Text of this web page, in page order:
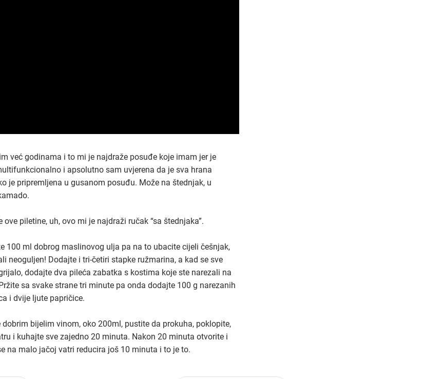
već godinama i to mi je najdraže posuđe koje imam jer je
i apsolutno sam uvjerena da je sva hrana
je pripremljena u gusanom posuđu. Može na štednjak, u
ove piletine, uh, ovo mi je najdraži ručak “sa štednjaka”.
100 ml dobrog maslinovog ulja pa na to ubacite cijeli češnjak,
neoguljen! Dodajte i tri-četiri stapke ružmarina, a kad se sve
dodajte dva pileća zabatka s kostima koje ste narezali na
sa svake strane tri minute pa onda dodajte 100 g narezanih
i dvije ljute papričice.
dobrim bijelim vinom, oko 200ml, pustite da prokuha, poklopite,
i kuhajte sve zajedno 20 minuta. Nakon 20 minuta otvorite i
na malo jačoj vatri reducira još 10 minuta i to je to.